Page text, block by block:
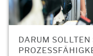
DARUM SOLLTEN